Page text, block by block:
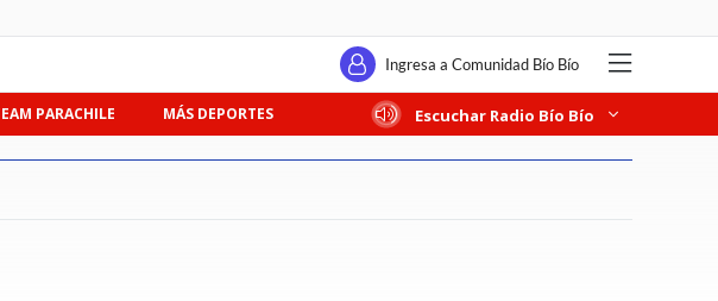
Ingresa a Comunidad Bío Bío
PARACHILE MÁS DEPORTES Escuchar Radio Bío Bío